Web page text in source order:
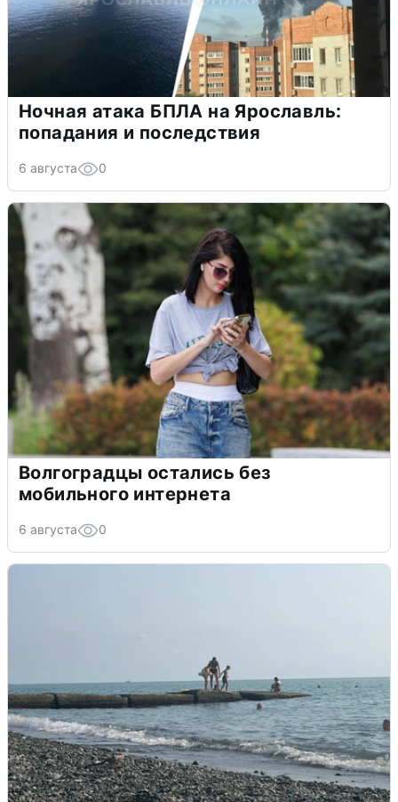
Ночная атака БПЛА на Ярославль:
попадания и последствия
6 августа 0
Волгоградцы остались без
мобильного интернета
6 августа 0